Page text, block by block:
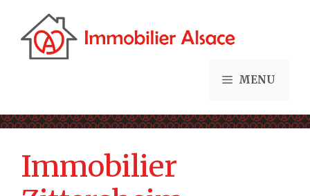
contenu
MENU
Immobilier